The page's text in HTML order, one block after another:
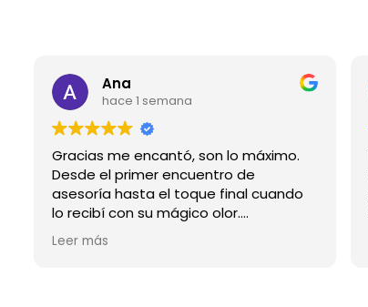
Ana
hace 1 semana
Gracias me encantó, son lo máximo.
Desde el primer encuentro de
asesoría hasta el toque final cuando
lo recibí con su mágico olor.
Wow.💖
Leer más